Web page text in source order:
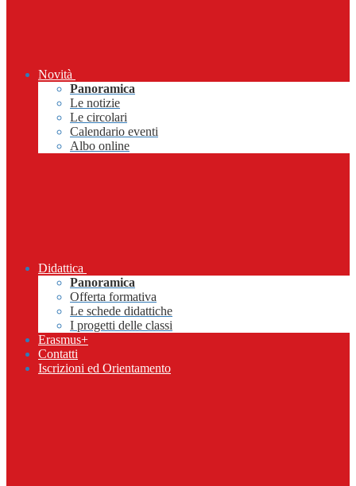
Novità
Panoramica
Le notizie
Le circolari
Calendario eventi
Albo online
Didattica
Panoramica
Offerta formativa
Le schede didattiche
I progetti delle classi
Erasmus+
Contatti
Iscrizioni ed Orientamento